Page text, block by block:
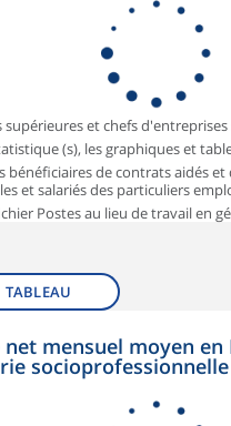
et chefs d'entreprises
(s), les graphiques et
bénéficiaires de contrats aidés
et salariés des particuliers
Postes au lieu de travail en
TABLEAU
net mensuel moyen
socioprofessionnelle